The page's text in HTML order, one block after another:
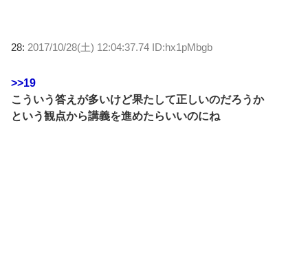
28: 2017/10/28(土) 12:04:37.74 ID:hx1pMbgb
>>19
こういう答えが多いけど果たして正しいのだろうか
という観点から講義を進めたらいいのにね